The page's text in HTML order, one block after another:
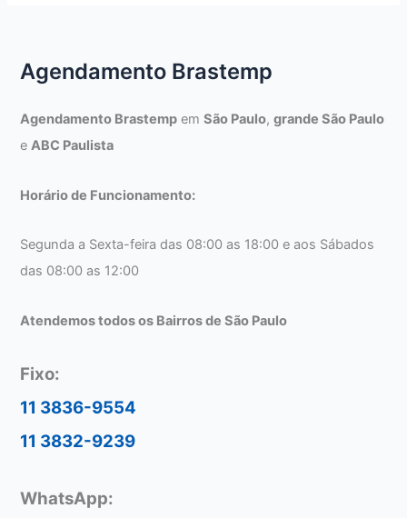
Agendamento Brastemp
Agendamento Brastemp emSão Paulo,grande São Paulo
eABC Paulista
Horário de Funcionamento:
Segunda a Sexta-feira das 08:00 as 18:00 e aos Sábados
das 08:00 as 12:00
Atendemos todos os Bairros de São Paulo
Fixo:
11 3836-9554
11 3832-9239
WhatsApp: